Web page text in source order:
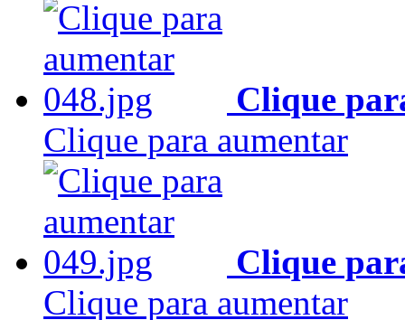
Clique
Clique para aumentar
Clique
Clique para aumentar